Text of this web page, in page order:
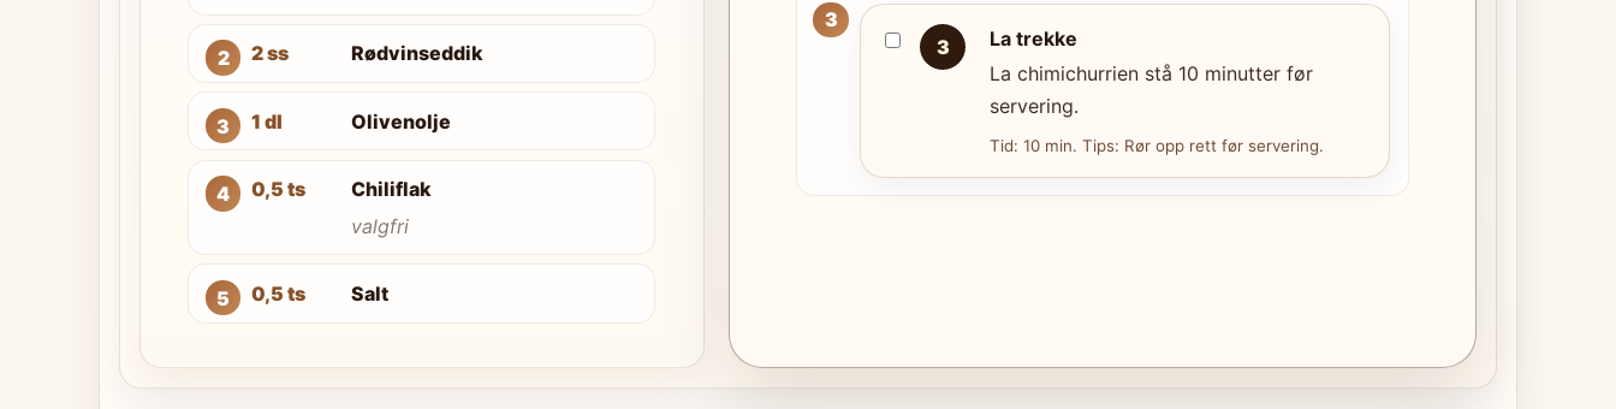
2 ss Rødvinseddik
1 dl Olivenolje
0,5 ts
Chiliflak
valgfri
0,5 ts Salt
3
La trekke
La chimichurrien stå 10 minutter før
servering.
Tid: 10 min. Tips: Rør opp rett før servering.